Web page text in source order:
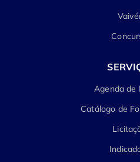
Agenda de
Catálogo de